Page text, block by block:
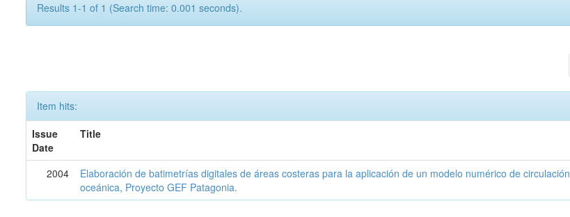
Results 1-1 of 1 (Search time: 0.001 seconds).
Item hits:
Issue
Date
Title
2004
Elaboración de batimetrías digitales de áreas costeras para la aplicación de un modelo numérico de circulación
oceánica, Proyecto GEF Patagonia.